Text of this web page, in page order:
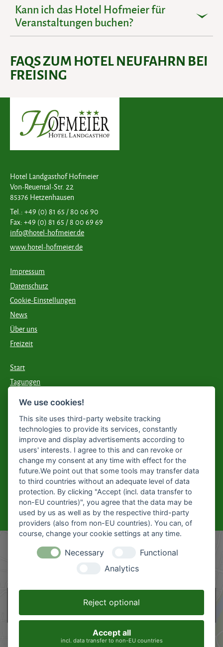
FAQS ZUM HOTEL NEUFAHRN BEI
FREISING
Kann ich das Hotel Hofmeier für
Veranstaltungen buchen?
Hotel Landgasthof Hofmeier
Von-Reuental-Str. 22
85376 Hetzenhausen
Tel.: +49 (0) 81 65 / 80 06 90
Fax: +49 (0) 81 65 / 8 00 69 69
info@hotel-hofmeier.de
www.hotel-hofmeier.de
Impressum
Datenschutz
Cookie-Einstellungen
News
Über uns
Freizeit
Start
Tagungen
KARRIERE BEI
HOFMEIER?
Hier geht's zu unseren aktuellen
Stellenangeboten
Aktuelle Stellenangebote
This content is hosted by google maps. By showing the external content
terms and conditions
Load map Don't ask again
We use cookies!
This site uses third-party website tracking
technologies to provide its services, constantly
improve and display advertisements according to
users' interests. I agree to this and can revoke or
change my consent at any time with effect for the
future.We point out that some tools may transfer data
to third countries without an adequate level of data
protection. By clicking "Accept (incl. data transfer to
non-EU countries)", you agree that the data may be
used by us as well as by the respective third-party
providers (also from non-EU countries). You can, of
course, change your cookie settings at any time.
Necessary
Functional
Analytics
Reject optional
Accept all
incl. data transfer to non-EU countries